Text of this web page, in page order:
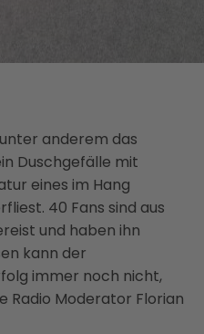
anderem das
Duschgefälle mit
eines im Hang
40 Fans sind aus
und haben ihn
kann der
immer noch nicht,
Radio Moderator Florian